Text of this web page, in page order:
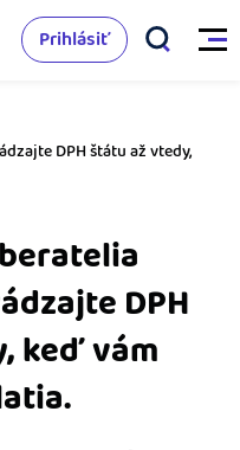
Prihlásiť
DPH štátu až vtedy,
DPH
keď vám